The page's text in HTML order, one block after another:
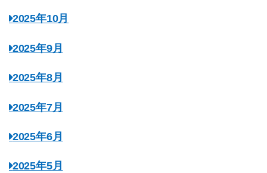
2025年10月
2025年9月
2025年8月
2025年7月
2025年6月
2025年5月